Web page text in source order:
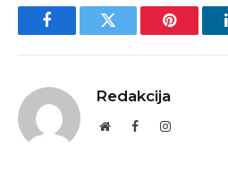
FacebookTwitter Pinterest
Redakcija
WebsiteFacebookInstagram